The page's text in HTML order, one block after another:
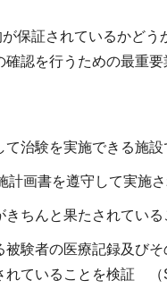
保証されているかど
認を行うための最重要
て治験を実施できる施
計画書を遵守して実施
きちんと果たされてい
被験者の医療記録及び
れていることを検証 （